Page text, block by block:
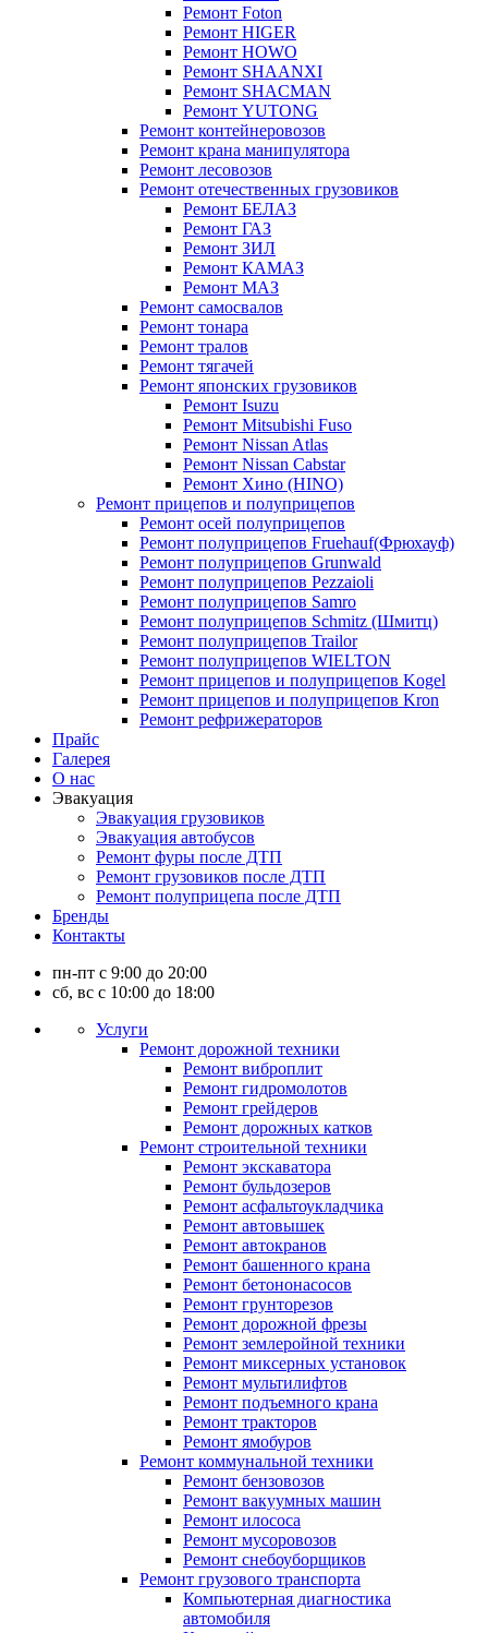
Ремонт Foton
Ремонт HIGER
Ремонт HOWO
Ремонт SHAANXI
Ремонт SHACMAN
Ремонт YUTONG
Ремонт контейнеровозов
Ремонт крана манипулятора
Ремонт лесовозов
Ремонт отечественных грузовиков
Ремонт БЕЛАЗ
Ремонт ГАЗ
Ремонт ЗИЛ
Ремонт КАМАЗ
Ремонт МАЗ
Ремонт самосвалов
Ремонт тонара
Ремонт тралов
Ремонт тягачей
Ремонт японских грузовиков
Ремонт Isuzu
Ремонт Mitsubishi Fuso
Ремонт Nissan Atlas
Ремонт Nissan Cabstar
Ремонт Хино (HINO)
Ремонт прицепов и полуприцепов
Ремонт осей полуприцепов
Ремонт полуприцепов Fruehauf(Фрюхауф)
Ремонт полуприцепов Grunwald
Ремонт полуприцепов Pezzaioli
Ремонт полуприцепов Samro
Ремонт полуприцепов Schmitz (Шмитц)
Ремонт полуприцепов Trailor
Ремонт полуприцепов WIELTON
Ремонт прицепов и полуприцепов Kogel
Ремонт прицепов и полуприцепов Kron
Ремонт рефрижераторов
Прайс
Галерея
О нас
Эвакуация
Эвакуация грузовиков
Эвакуация автобусов
Ремонт фуры после ДТП
Ремонт грузовиков после ДТП
Ремонт полуприцепа после ДТП
Бренды
Контакты
пн-пт с 9:00 до 20:00
сб, вс с 10:00 до 18:00
Услуги
Ремонт дорожной техники
Ремонт виброплит
Ремонт гидромолотов
Ремонт грейдеров
Ремонт дорожных катков
Ремонт строительной техники
Ремонт экскаватора
Ремонт бульдозеров
Ремонт асфальтоукладчика
Ремонт автовышек
Ремонт автокранов
Ремонт башенного крана
Ремонт бетононасосов
Ремонт грунторезов
Ремонт дорожной фрезы
Ремонт землеройной техники
Ремонт миксерных установок
Ремонт мультилифтов
Ремонт подъемного крана
Ремонт тракторов
Ремонт ямобуров
Ремонт коммунальной техники
Ремонт бензовозов
Ремонт вакуумных машин
Ремонт илососа
Ремонт мусоровозов
Ремонт снебоуборщиков
Ремонт грузового транспорта
Компьютерная диагностика
автомобиля